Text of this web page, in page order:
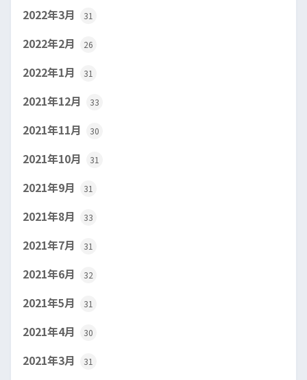
2022年3月 31
2022年2月 26
2022年1月 31
2021年12月 33
2021年11月 30
2021年10月 31
2021年9月 31
2021年8月 33
2021年7月 31
2021年6月 32
2021年5月 31
2021年4月 30
2021年3月 31